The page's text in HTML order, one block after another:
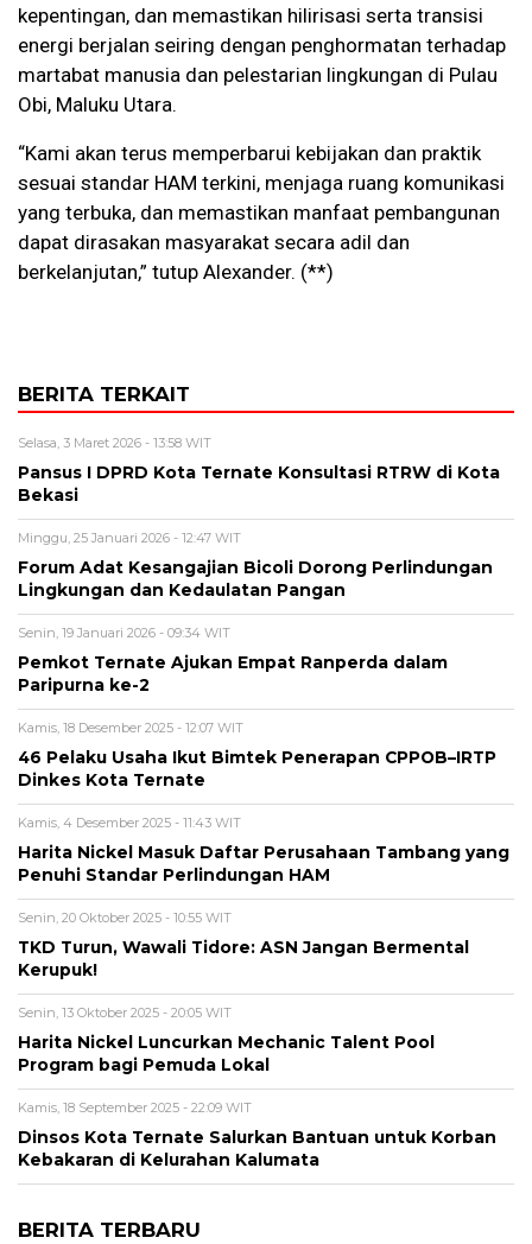
kepentingan, dan memastikan hilirisasi serta transisi
energi berjalan seiring dengan penghormatan terhadap
martabat manusia dan pelestarian lingkungan di Pulau
Obi, Maluku Utara.
“Kami akan terus memperbarui kebijakan dan praktik
sesuai standar HAM terkini, menjaga ruang komunikasi
yang terbuka, dan memastikan manfaat pembangunan
dapat dirasakan masyarakat secara adil dan
berkelanjutan,” tutup Alexander. (**)
BERITA TERKAIT
Selasa, 3 Maret 2026 - 13:58 WIT
Pansus I DPRD Kota Ternate Konsultasi RTRW di Kota
Bekasi
Minggu, 25 Januari 2026 - 12:47 WIT
Forum Adat Kesangajian Bicoli Dorong Perlindungan
Lingkungan dan Kedaulatan Pangan
Senin, 19 Januari 2026 - 09:34 WIT
Pemkot Ternate Ajukan Empat Ranperda dalam
Paripurna ke-2
Kamis, 18 Desember 2025 - 12:07 WIT
46 Pelaku Usaha Ikut Bimtek Penerapan CPPOB–IRTP
Dinkes Kota Ternate
Kamis, 4 Desember 2025 - 11:43 WIT
Harita Nickel Masuk Daftar Perusahaan Tambang yang
Penuhi Standar Perlindungan HAM
Senin, 20 Oktober 2025 - 10:55 WIT
TKD Turun, Wawali Tidore: ASN Jangan Bermental
Kerupuk!
Senin, 13 Oktober 2025 - 20:05 WIT
Harita Nickel Luncurkan Mechanic Talent Pool
Program bagi Pemuda Lokal
Kamis, 18 September 2025 - 22:09 WIT
Dinsos Kota Ternate Salurkan Bantuan untuk Korban
Kebakaran di Kelurahan Kalumata
BERITA TERBARU